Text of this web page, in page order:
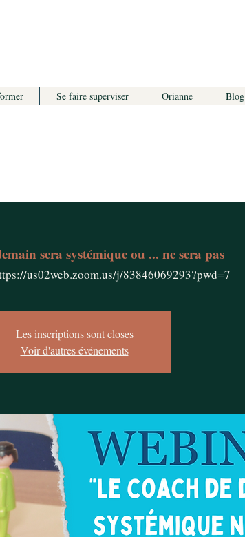
Se faire superviser Orianne Blog
sera systémique ou ... ne sera pas
us02web.zoom.us/j/83846069293?pwd=7
Les inscriptions sont closes
Voir d'autres événements